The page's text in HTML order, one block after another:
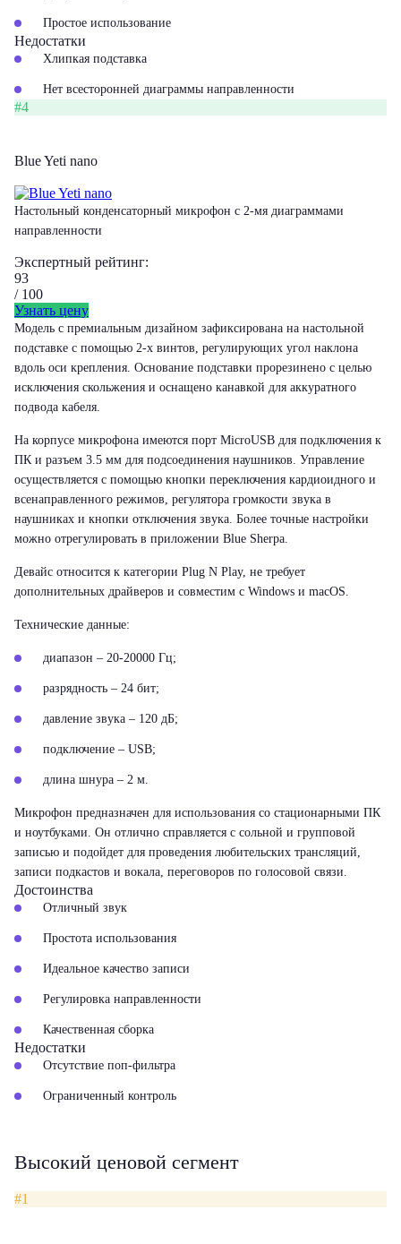
Простое использование
Недостатки
Хлипкая подставка
Нет всесторонней диаграммы направленности
#4
Blue Yeti nano
Настольный конденсаторный микрофон с 2-мя диаграммами
направленности
Экспертный рейтинг:
93
/ 100
Узнать цену
Модель с премиальным дизайном зафиксирована на настольной
подставке с помощью 2-х винтов, регулирующих угол наклона
вдоль оси крепления. Основание подставки прорезинено с целью
исключения скольжения и оснащено канавкой для аккуратного
подвода кабеля.
На корпусе микрофона имеются порт MicroUSB для подключения к
ПК и разъем 3.5 мм для подсоединения наушников. Управление
осуществляется с помощью кнопки переключения кардиоидного и
всенаправленного режимов, регулятора громкости звука в
наушниках и кнопки отключения звука. Более точные настройки
можно отрегулировать в приложении Blue Sherpa.
Девайс относится к категории Plug N Play, не требует
дополнительных драйверов и совместим с Windows и macOS.
Технические данные:
диапазон – 20-20000 Гц;
разрядность – 24 бит;
давление звука – 120 дБ;
подключение – USB;
длина шнура – 2 м.
Микрофон предназначен для использования со стационарными ПК
и ноутбуками. Он отлично справляется с сольной и групповой
записью и подойдет для проведения любительских трансляций,
записи подкастов и вокала, переговоров по голосовой связи.
Достоинства
Отличный звук
Простота использования
Идеальное качество записи
Регулировка направленности
Качественная сборка
Недостатки
Отсутствие поп-фильтра
Ограниченный контроль
Высокий ценовой сегмент
#1